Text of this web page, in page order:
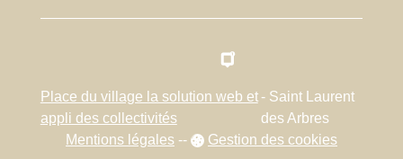
Place du village la solution web et
appli des collectivités
- Saint Laurent
des Arbres
Mentions légales-- Gestion des cookies